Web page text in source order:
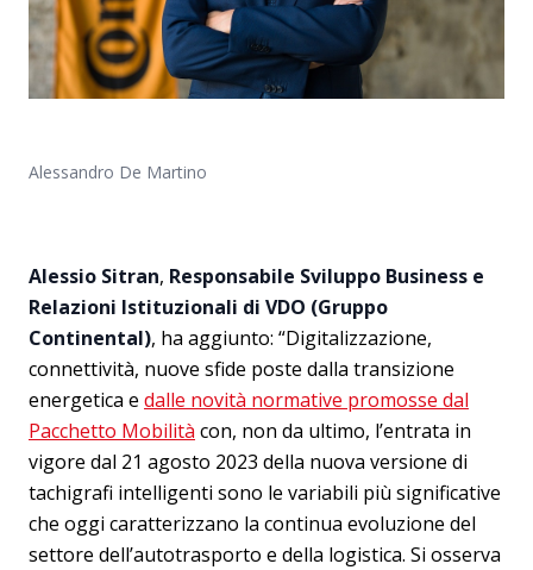
Alessandro De Martino
Alessio Sitran, Responsabile Sviluppo Business e
Relazioni Istituzionali di VDO (Gruppo
Continental), ha aggiunto: “Digitalizzazione,
connettività, nuove sfide poste dalla transizione
energetica e dalle novità normative promosse dal
Pacchetto Mobilità con, non da ultimo, l’entrata in
vigore dal 21 agosto 2023 della nuova versione di
tachigrafi intelligenti sono le variabili più significative
che oggi caratterizzano la continua evoluzione del
settore dell’autotrasporto e della logistica. Si osserva